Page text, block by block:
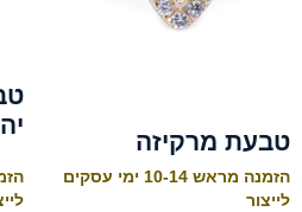
טבעת מרקיזה
הזמנה מראש 10-14 ימי עסקים
לייצור